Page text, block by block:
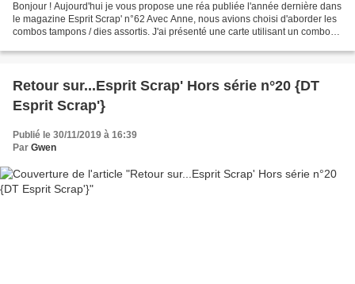
Bonjour ! Aujourd'hui je vous propose une réa publiée l'année dernière dans
le magazine Esprit Scrap' n°62 Avec Anne, nous avions choisi d'aborder les
combos tampons / dies assortis. J'ai présenté une carte utilisant un combo
Retour sur...Esprit Scrap' Hors série n°20 {DT
Esprit Scrap'}
Publié le 30/11/2019 à 16:39
Par Gwen